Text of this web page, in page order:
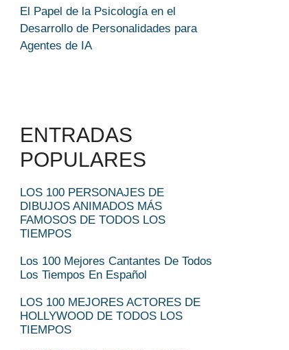
El Papel de la Psicología en el
Desarrollo de Personalidades para
Agentes de IA
ENTRADAS
POPULARES
LOS 100 PERSONAJES DE
DIBUJOS ANIMADOS MÁS
FAMOSOS DE TODOS LOS
TIEMPOS
Los 100 Mejores Cantantes De Todos
Los Tiempos En Español
LOS 100 MEJORES ACTORES DE
HOLLYWOOD DE TODOS LOS
TIEMPOS